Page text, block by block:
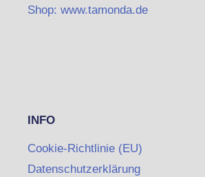
Shop: www.tamonda.de
INFO
Cookie-Richtlinie (EU)
Datenschutzerklärung